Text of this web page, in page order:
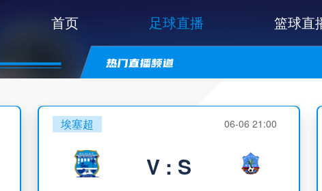
首页 足球直播 篮球直
埃塞超 06-06 21:00
V : S